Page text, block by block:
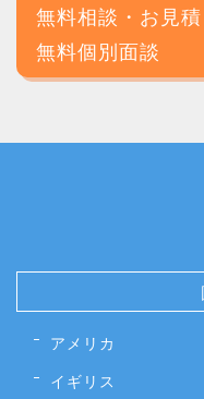
無料相談・お見積
無料個別面談
アメリカ
イギリス